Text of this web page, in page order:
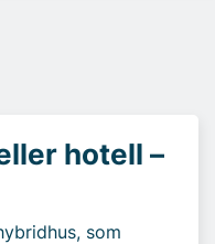
hotell –
som